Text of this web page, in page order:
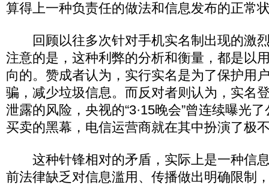
算得上一种负责任的做法和信息发布的正常
回顾以往多次针对手机实名制出现的激
注意的是，这种利弊的分析和衡量，都是以
向的。赞成者认为，实行实名是为了保护用
骗，减少垃圾信息。而反对者则认为，实名
泄露的风险，央视的“3·15晚会”曾连续曝光
买卖的黑幕，电信运营商就在其中扮演了极
这种针锋相对的矛盾，实际上是一种信
前法律缺乏对信息滥用、传播做出明确限制